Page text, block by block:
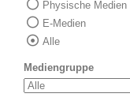
Physische Medien
E-Medien
Alle
Mediengruppe